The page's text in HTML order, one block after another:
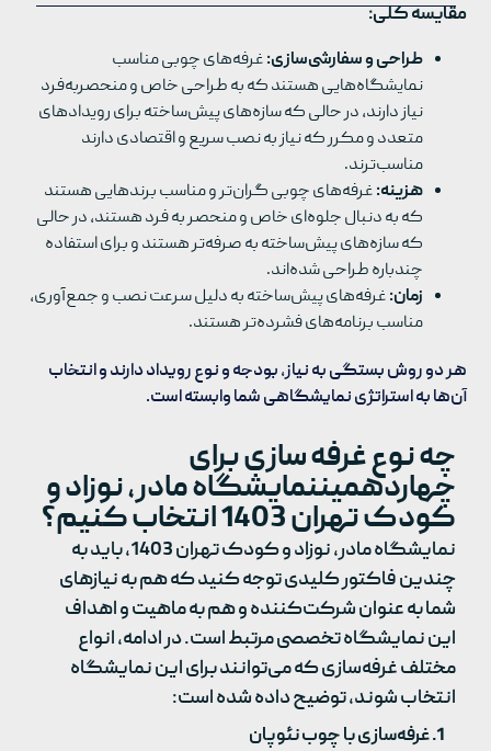
مقایسه کلی:
طراحی و سفارشی‌سازی:غرفه‌های چوبی مناسب
نمایشگاه‌هایی هستند که به طراحی خاص و منحصربه‌فرد
نیاز دارند، در حالی که سازه‌های پیش‌ساخته برای رویدادهای
متعدد و مکرر که نیاز به نصب سریع و اقتصادی دارند
مناسب‌ترند.
هزینه:غرفه‌های چوبی گران‌تر و مناسب برندهایی هستند
که به دنبال جلوه‌ای خاص و منحصر به فرد هستند، در حالی
که سازه‌های پیش‌ساخته به صرفه‌تر هستند و برای استفاده
چندباره طراحی شده‌اند.
زمان:غرفه‌های پیش‌ساخته به دلیل سرعت نصب و جمع‌آوری،
مناسب برنامه‌های فشرده‌تر هستند.
هر دو روش بستگی به نیاز، بودجه و نوع رویداد دارند و انتخاب
آن‌ها به استراتژی نمایشگاهی شما وابسته است.
چه نوع غرفه سازی برای
چهاردهمیننمایشگاه مادر، نوزاد و
کودک تهران 1403 انتخاب کنیم؟
نمایشگاه مادر، نوزاد و کودک تهران 1403، باید به
چندین فاکتور کلیدی توجه کنید که هم به نیازهای
شما به عنوان شرکت‌کننده و هم به ماهیت و اهداف
این نمایشگاه تخصصی مرتبط است. در ادامه، انواع
مختلف غرفه‌سازی که می‌توانند برای این نمایشگاه
انتخاب شوند، توضیح داده شده است:
1. غرفه‌سازی با چوب نئوپان